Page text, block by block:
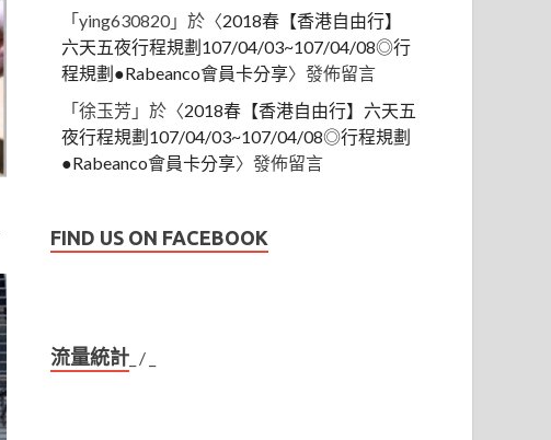
「ying630820 」於〈2018春【香港自由行】
六天五夜行程規劃107/04/03~107/04/08◎行
程規劃●Rabeanco會員卡分享〉發佈留言
「徐玉芳 」於〈2018春【香港自由行】六天五
夜行程規劃107/04/03~107/04/08◎行程規劃
●Rabeanco會員卡分享〉發佈留言
FIND US ON FACEBOOK
流量統計 /